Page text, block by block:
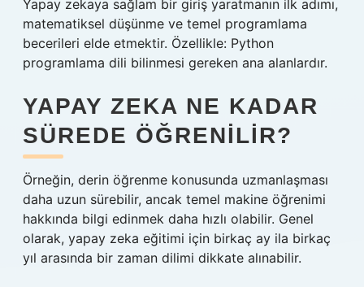
Yapay zekaya sağlam bir giriş yaratmanın ilk adımı,
matematiksel düşünme ve temel programlama
becerileri elde etmektir. Özellikle: Python
programlama dili bilinmesi gereken ana alanlardır.
YAPAY ZEKA NE KADAR
SÜREDE ÖĞRENILIR?
Örneğin, derin öğrenme konusunda uzmanlaşması
daha uzun sürebilir, ancak temel makine öğrenimi
hakkında bilgi edinmek daha hızlı olabilir. Genel
olarak, yapay zeka eğitimi için birkaç ay ila birkaç
yıl arasında bir zaman dilimi dikkate alınabilir.